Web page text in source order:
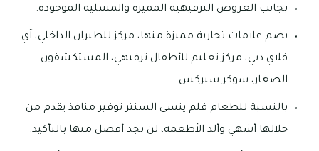
بجانب العروض الترفيهية المميزة والمسلية الموجودة.
يضم علامات تجارية مميزة منها، مركز للطيران الداخلي، آي
فلاي دبي، مركز تعليم للأطفال ترفيهي، المستكشفون
الصغار، سوكر سيركس.
بالنسبة للطعام فلم ينسى السنتر توفير منافذ يقدم من
خلالها أشهي وألذ الأطعمة، لن تجد أفضل منها بالتأكيد.